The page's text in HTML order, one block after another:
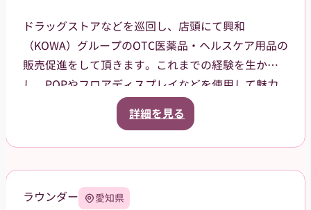
ドラッグストアなどを巡回し、店頭にて興和
（KOWA）グループのOTC医薬品・ヘルスケア用品の
販売促進をして頂きます。これまでの経験を生か
し、POPやフロアディスプレイなどを使用して魅力
的な売場作りをお願いします。また、商品や稼働に
関する研修などは、事前に担当者から数日間行いま
西東京市などを中心に、周辺エリアも担当していた
詳細を見る
ラウンダー 愛知県